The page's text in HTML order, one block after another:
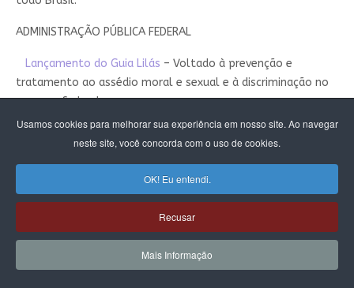
Usamos cookies para melhorar sua experiência em nosso site. Ao navegar
neste site, você concorda com o uso de cookies.
OK! Eu entendi.
Recusar
Mais Informação
ADMINISTRAÇÃO PÚBLICA FEDERAL
Lançamento do Guia Lilás – Voltado à prevenção e
tratamento ao assédio moral e sexual e à discriminação no
governo federal.
Portaria Nº 147/2023
– Amplia representação feminina nos
conselhos e comissões vinculados à Secretaria-Geral para,
no mínimo, 50% de sua composição.
Portaria Nº 1.689/2023– Com ação afirmativa de gênero
para seleção de cargos comissionados na Secretaria do
Tesouro Nacional. Até março de 2023 a média de nomeações
de mulheres nos cargos de direção era de 24%. Após a